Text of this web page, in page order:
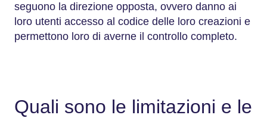
seguono la direzione opposta, ovvero danno ai
loro utenti accesso al codice delle loro creazioni e
permettono loro di averne il controllo completo.
Quali sono le limitazioni e le